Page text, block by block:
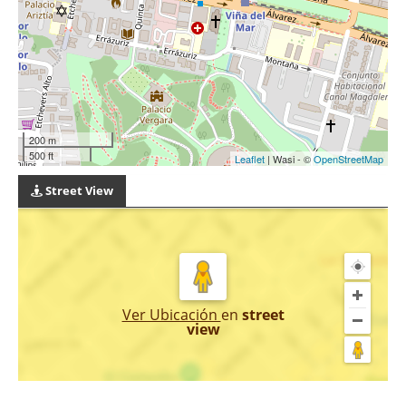
200 m
500 ft
Leaflet | Wasi - ©OpenStreetMap
Street View
Ver Ubicación en street
view